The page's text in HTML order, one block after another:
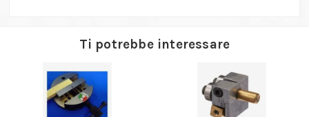
Ti potrebbe interessare